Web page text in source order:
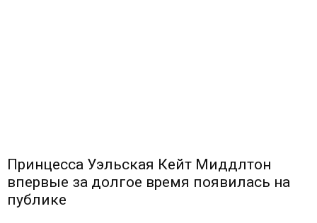
Принцесса Уэльская Кейт Миддлтон
впервые за долгое время появилась на
публике